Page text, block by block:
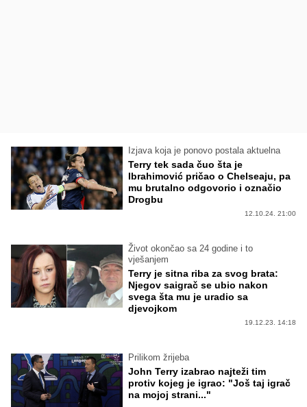
Izjava koja je ponovo postala aktuelna
Terry tek sada čuo šta je
Ibrahimović pričao o Chelseaju, pa
mu brutalno odgovorio i označio
Drogbu
12.10.24. 21:00
Život okončao sa 24 godine i to
vješanjem
Terry je sitna riba za svog brata:
Njegov saigrač se ubio nakon
svega šta mu je uradio sa
djevojkom
19.12.23. 14:18
Prilikom žrijeba
John Terry izabrao najteži tim
protiv kojeg je igrao: "Još taj igrač
na mojoj strani..."